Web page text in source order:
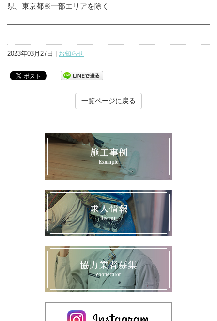
県、東京都※一部エリアを除く
2023年03月27日 | お知らせ
一覧ページに戻る